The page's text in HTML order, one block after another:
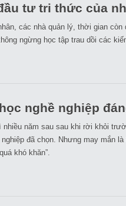
tư tri thức của
các nhà quản lý, thời gian
ngừng học tập trau dồi các
nghề nghiệp
nhiều năm sau sau khi rời khỏi
đã chọn. Nhưng may mắn
khó khăn”.